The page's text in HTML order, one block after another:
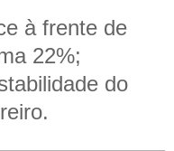
à frente de
22%;
do